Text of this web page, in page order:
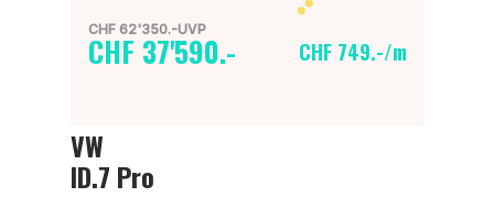
CHF 62'350.-UVP
CHF 37'590.- CHF 749.-/m
VW
ID.7 Pro